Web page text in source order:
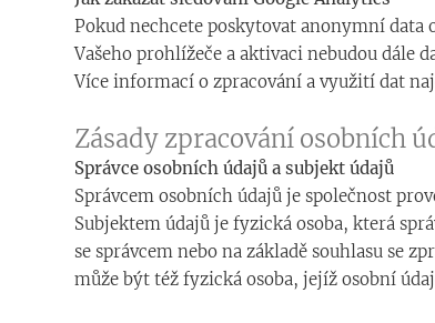
Pokud nechcete poskytovat anonymní data
Vašeho prohlížeče a aktivaci nebudou dále
Více informací o zpracování a využití dat
Zásady zpracování osobních
Správce osobních údajů a subjekt údajů
Správcem osobních údajů je společnost
Subjektem údajů je fyzická osoba, která
se správcem nebo na základě souhlasu se
může být též fyzická osoba, jejíž osobní